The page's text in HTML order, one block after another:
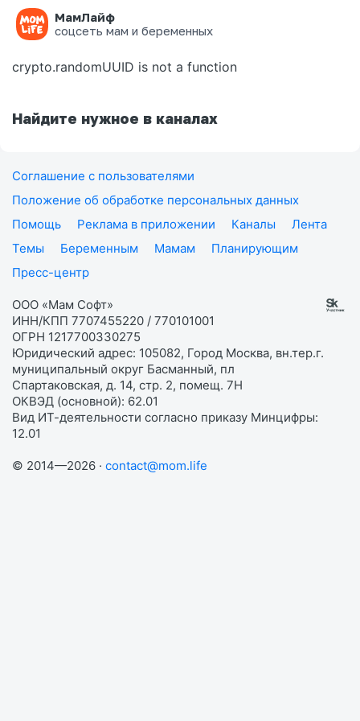
МамЛайф
соцсеть мам и беременных
Ошибка на странице
crypto.randomUUID is not a function
Найдите нужное в каналах
Соглашение с пользователями
Положение об обработке персональных данных
Помощь
Реклама в приложении Каналы
Лента
Темы
Беременным Мамам
Планирующим
Пресс-центр
ООО «Мам Софт»
ИНН/КПП 7707455220 / 770101001
ОГРН 1217700330275
Юридический адрес: 105082, Город Москва, вн.тер.г.
муниципальный округ Басманный, пл
Спартаковская, д. 14, стр. 2, помещ. 7Н
ОКВЭД (основной): 62.01
Вид ИТ-деятельности согласно приказу Минцифры:
12.01
© 2014—2026 · contact@mom.life